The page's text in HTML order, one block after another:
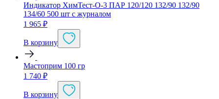
Индикатор ХимТест-О-3 ПАР 120/120 132/90 132/90
134/60 500 шт с журналом
1 965 ₽
В корзину
Мастоприм 100 гр
1 740 ₽
В корзину